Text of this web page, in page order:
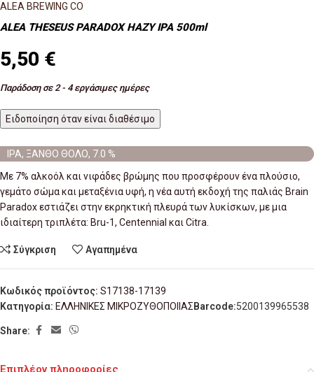
ALEA BREWING CO
ALEA THESEUS PARADOX HAZY IPA 500ml
5,50 €
Παράδοση σε 2 - 4 εργάσιμες ημέρες
Ειδοποίηση όταν είναι διαθέσιμο
IPA, ΞΑΝΘΟ ΘΟΛΟ, 7.0 %
Με 7% αλκοόλ και νιφάδες βρώμης που προσφέρουν ένα πλούσιο,
γεμάτο σώμα και μεταξένια υφή, η νέα αυτή εκδοχή της παλιάς Brain
Paradox εστιάζει στην εκρηκτική πλευρά των λυκίσκων, με μια
ιδιαίτερη τριπλέτα: Bru-1, Centennial και Citra.
Σύγκριση Αγαπημένα
Κωδικός προϊόντος: S17138-17139
Κατηγορία: ΕΛΛΗΝΙΚΕΣ ΜΙΚΡΟΖΥΘΟΠΟΙΙΑΣBarcode:5200139965538
Share:
Επιπλέον πληροφορίες